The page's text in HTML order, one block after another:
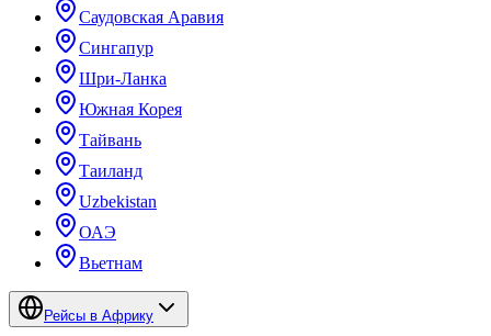
Саудовская Аравия
Сингапур
Шри-Ланка
Южная Корея
Тайвань
Таиланд
Uzbekistan
ОАЭ
Вьетнам
Рейсы в Африку